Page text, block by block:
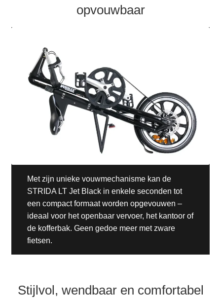
opvouwbaar
Met zijn unieke vouwmechanisme kan de
STRIDA LT Jet Black in enkele seconden tot
een compact formaat worden opgevouwen –
ideaal voor het openbaar vervoer, het kantoor of
de kofferbak. Geen gedoe meer met zware
fietsen.
Stijlvol, wendbaar en comfortabel